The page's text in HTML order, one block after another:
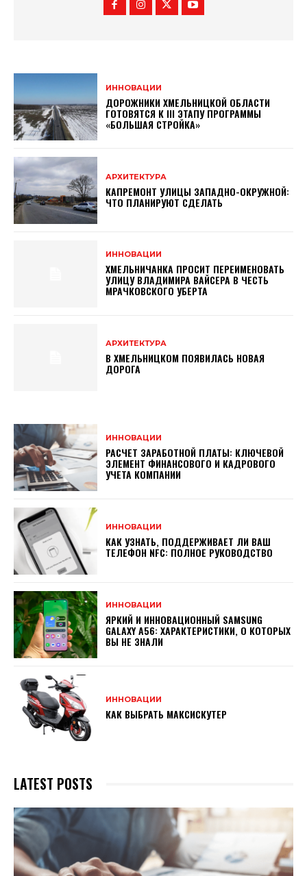
ИННОВАЦИИ
ДОРОЖНИКИ ХМЕЛЬНИЦКОЙ ОБЛАСТИ
ГОТОВЯТСЯ К ІІІ ЭТАПУ ПРОГРАММЫ
«БОЛЬШАЯ СТРОЙКА»
АРХИТЕКТУРА
КАПРЕМОНТ УЛИЦЫ ЗАПАДНО-ОКРУЖНОЙ:
ЧТО ПЛАНИРУЮТ СДЕЛАТЬ
ИННОВАЦИИ
ХМЕЛЬНИЧАНКА ПРОСИТ ПЕРЕИМЕНОВАТЬ
УЛИЦУ ВЛАДИМИРА ВАЙСЕРА В ЧЕСТЬ
МРАЧКОВСКОГО УБЕРТА
АРХИТЕКТУРА
В ХМЕЛЬНИЦКОМ ПОЯВИЛАСЬ НОВАЯ
ДОРОГА
ИННОВАЦИИ
РАСЧЕТ ЗАРАБОТНОЙ ПЛАТЫ: КЛЮЧЕВОЙ
ЭЛЕМЕНТ ФИНАНСОВОГО И КАДРОВОГО
УЧЕТА КОМПАНИИ
ИННОВАЦИИ
КАК УЗНАТЬ, ПОДДЕРЖИВАЕТ ЛИ ВАШ
ТЕЛЕФОН NFC: ПОЛНОЕ РУКОВОДСТВО
ИННОВАЦИИ
ЯРКИЙ И ИННОВАЦИОННЫЙ SAMSUNG
GALAXY A56: ХАРАКТЕРИСТИКИ, О КОТОРЫХ
ВЫ НЕ ЗНАЛИ
ИННОВАЦИИ
КАК ВЫБРАТЬ МАКСИСКУТЕР
LATEST POSTS